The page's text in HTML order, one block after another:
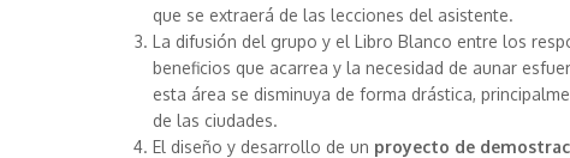
que se extraerá de las lecciones del asistente.
La difusión del grupo y el Libro Blanco entre los
beneficios que acarrea y la necesidad de aunar
esta área se disminuya de forma drástica,
de las ciudades.
El diseño y desarrollo de un proyecto de